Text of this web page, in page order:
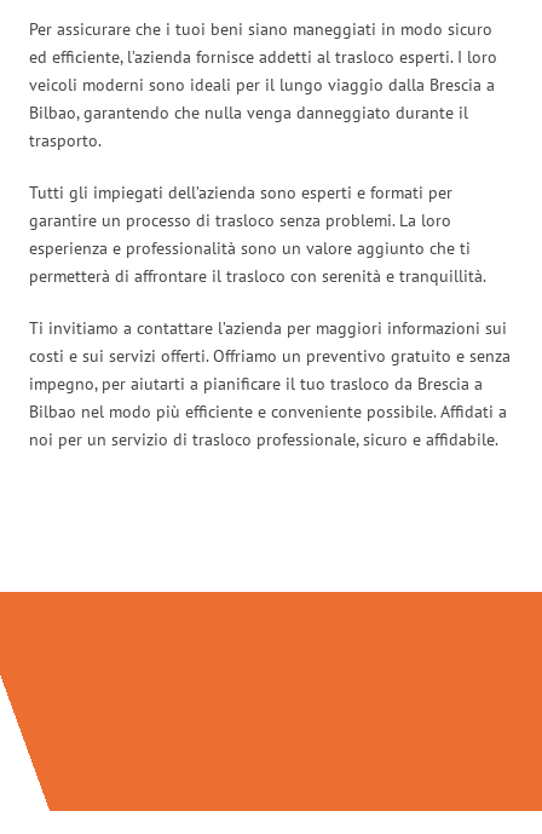
Per assicurare che i tuoi beni siano maneggiati in modo sicuro
ed efficiente, l’azienda fornisce addetti al trasloco esperti. I loro
veicoli moderni sono ideali per il lungo viaggio dalla Brescia a
Bilbao, garantendo che nulla venga danneggiato durante il
trasporto.
Tutti gli impiegati dell’azienda sono esperti e formati per
garantire un processo di trasloco senza problemi. La loro
esperienza e professionalità sono un valore aggiunto che ti
permetterà di affrontare il trasloco con serenità e tranquillità.
Ti invitiamo a contattare l’azienda per maggiori informazioni sui
costi e sui servizi offerti. Offriamo un preventivo gratuito e senza
impegno, per aiutarti a pianificare il tuo trasloco da Brescia a
Bilbao nel modo più efficiente e conveniente possibile. Affidati a
noi per un servizio di trasloco professionale, sicuro e affidabile.